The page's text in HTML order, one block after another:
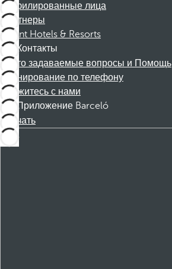
Аффилированные лица
Партнеры
Dorint Hotels & Resorts
Контакты
Часто задаваемые вопросы и Помощь
Бронирование по телефону
Свяжитесь с нами
Приложение Barceló
Скачать